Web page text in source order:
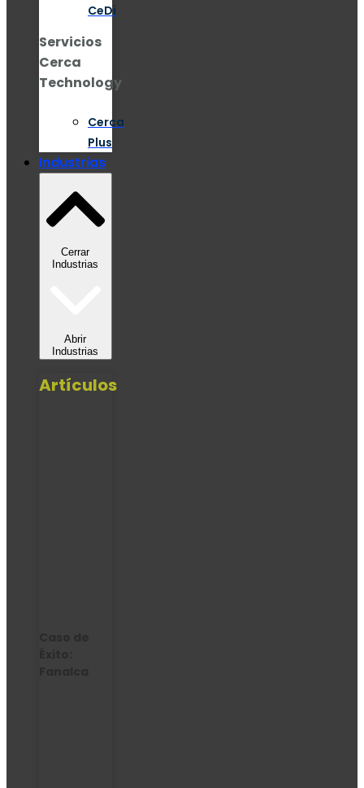
CeDi
Servicios
Cerca
Technology
Cerca
Plus
Industrias
Cerrar
Industrias
Abrir
Industrias
Artículos